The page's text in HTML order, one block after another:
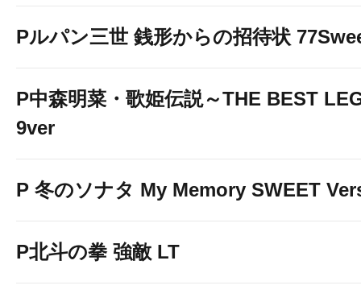
Pルパン三世 銭形からの招待状
P中森明菜・歌姫伝説～THE BEST
9ver
P 冬のソナタ My Memory SWEET
P北斗の拳 強敵 LT